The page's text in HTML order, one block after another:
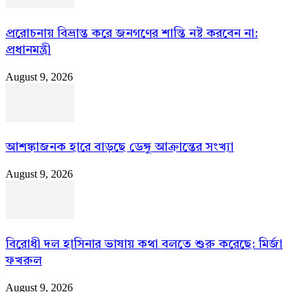
প্ররোচনায় বিভ্রান্ত করে জনগণের শান্তি নষ্ট করবেন না:
প্রধানমন্ত্রী
August 9, 2026
আশঙ্কাজনক হারে বাড়ছে ডেঙ্গু আক্রান্তের সংখ্যা
August 9, 2026
বিরোধী দল হাসিনার ভাষায় কথা বলতে শুরু করেছে: মির্জা
ফখরুল
August 9, 2026